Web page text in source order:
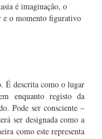
é imaginação, o
e o momento figurativo
É descrita como o lugar
enquanto registo da
Pode ser consciente –
ser designada como a
como este representa